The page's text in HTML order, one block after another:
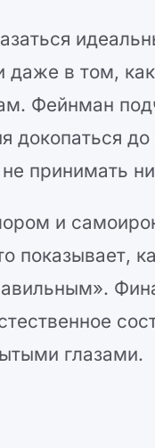
даже в том,
Фейнман
докопаться
принимать
и
показывает,
глазами.